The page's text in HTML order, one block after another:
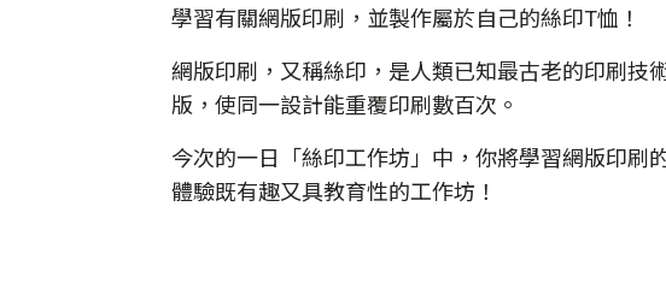
影響力報告
學習有關網版印刷，並製作屬於自己的絲印T恤！
網版印刷，又稱絲印，是人類已知最古老的印刷技
版，使同一設計能重覆印刷數百次。
今次的一日「絲印工作坊」中，你將學習網版印刷
體驗既有趣又具教育性的工作坊！